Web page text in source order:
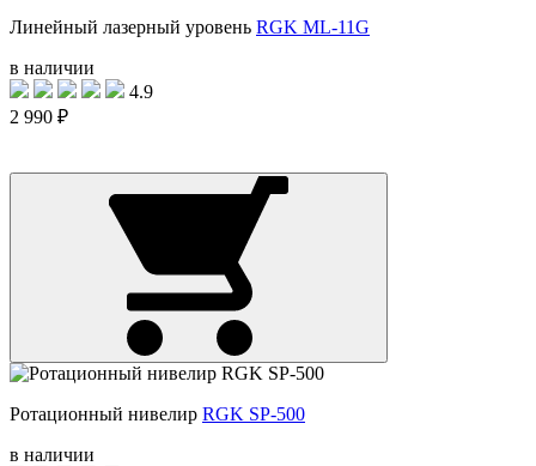
Линейный лазерный уровень RGK ML-11G
в наличии
4.9
2 990 ₽
Ротационный нивелир RGK SP-500
в наличии